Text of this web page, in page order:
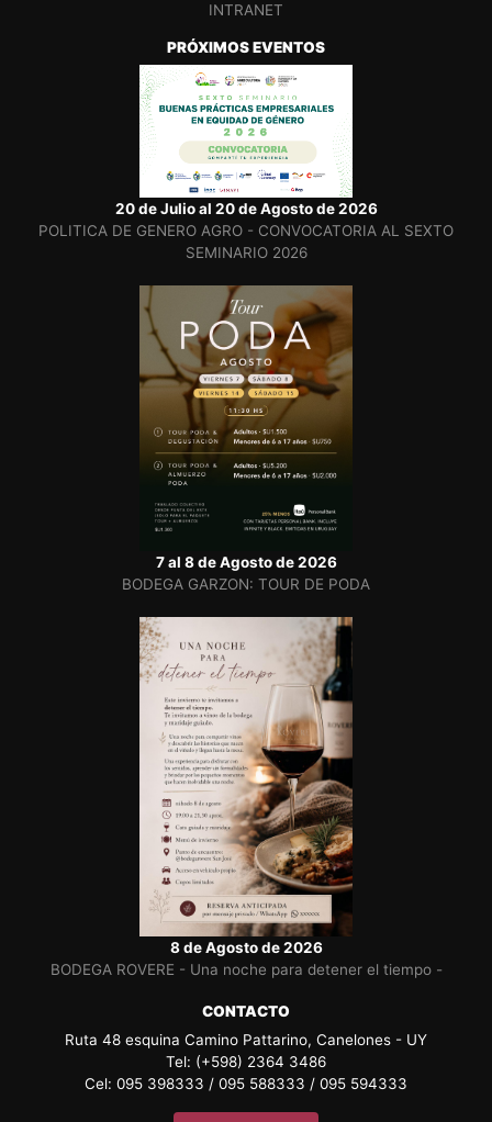
INTRANET
PRÓXIMOS EVENTOS
20 de Julio al 20 de Agosto de 2026
POLITICA DE GENERO AGRO - CONVOCATORIA AL SEXTO
SEMINARIO 2026
7 al 8 de Agosto de 2026
BODEGA GARZON: TOUR DE PODA
8 de Agosto de 2026
BODEGA ROVERE - Una noche para detener el tiempo -
CONTACTO
Ruta 48 esquina Camino Pattarino, Canelones - UY
Tel: (+598) 2364 3486
Cel: 095 398333 / 095 588333 / 095 594333